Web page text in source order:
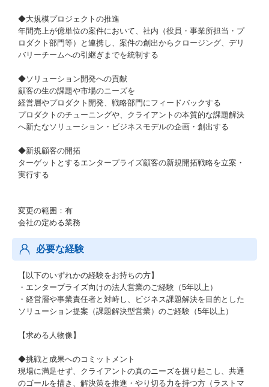
◆大規模プロジェクトの推進
年間売上が億単位の案件において、社内（役員・事業所担当・プ
ロダクト部門等）と連携し、案件の創出からクロージング、デリ
バリーチームへの引継ぎまでを統制する
◆ソリューション開発への貢献
顧客の生の課題や市場のニーズを
経営層やプロダクト開発、戦略部門にフィードバックする
プロダクトのチューニングや、クライアントの本質的な課題解決
へ新たなソリューション・ビジネスモデルの企画・創出する
◆新規顧客の開拓
ターゲットとするエンタープライズ顧客の新規開拓戦略を立案・
実行する
変更の範囲：有
会社の定める業務
必要な経験
【以下のいずれかの経験をお持ちの方】
・エンタープライズ向けの法人営業のご経験（5年以上）
・経営層や事業責任者と対峙し、ビジネス課題解決を目的とした
ソリューション提案（課題解決型営業）のご経験（5年以上）
【求める人物像】
◆挑戦と成果へのコミットメント
現場に満足せず、クライアントの真のニーズを掘り起こし、共通
のゴールを描き、解決策を推進・やり切る力を持つ方（ラストマ